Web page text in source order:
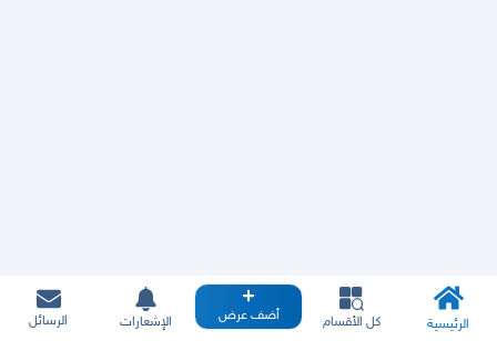
الرئيسية كل الأقسام أضف عرض الإشعارات الرسائل